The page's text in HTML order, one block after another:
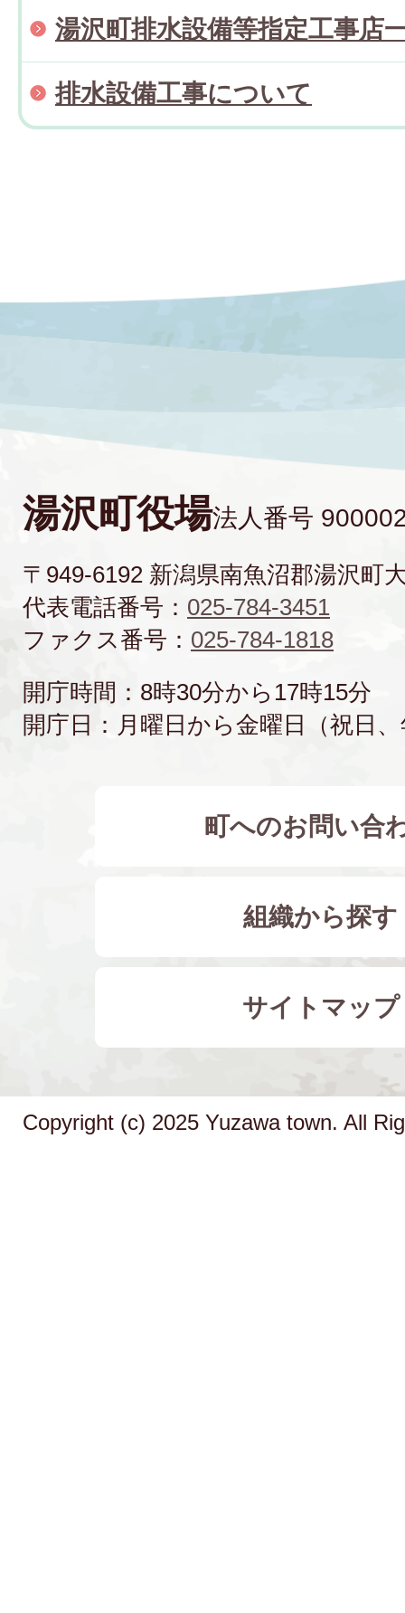
湯沢町排水設備等指定工事店
排水設備工事について
湯沢町役場法人番号
〒949-6192 新潟県南魚沼郡湯沢町
代表電話番号： 025-784-3451
ファクス番号： 025-784-1818
開庁時間：8時30分から17時15分
開庁日：月曜日から金曜日（祝日
町へのお問い合
組織から探す
サイトマップ
Copyright (c) 2025 Yuzawa town. All